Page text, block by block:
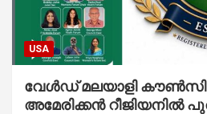
USA
വേൾഡ് മലയാളി
അമേരിക്കൻ റീജിയനിൽ